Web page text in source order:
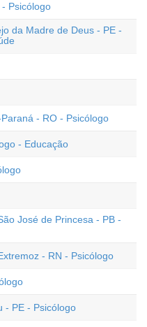
Psicólogo
da Madre de Deus - PE -
- RO - Psicólogo
- Educação
José de Princesa - PB -
- RN - Psicólogo
- PE - Psicólogo